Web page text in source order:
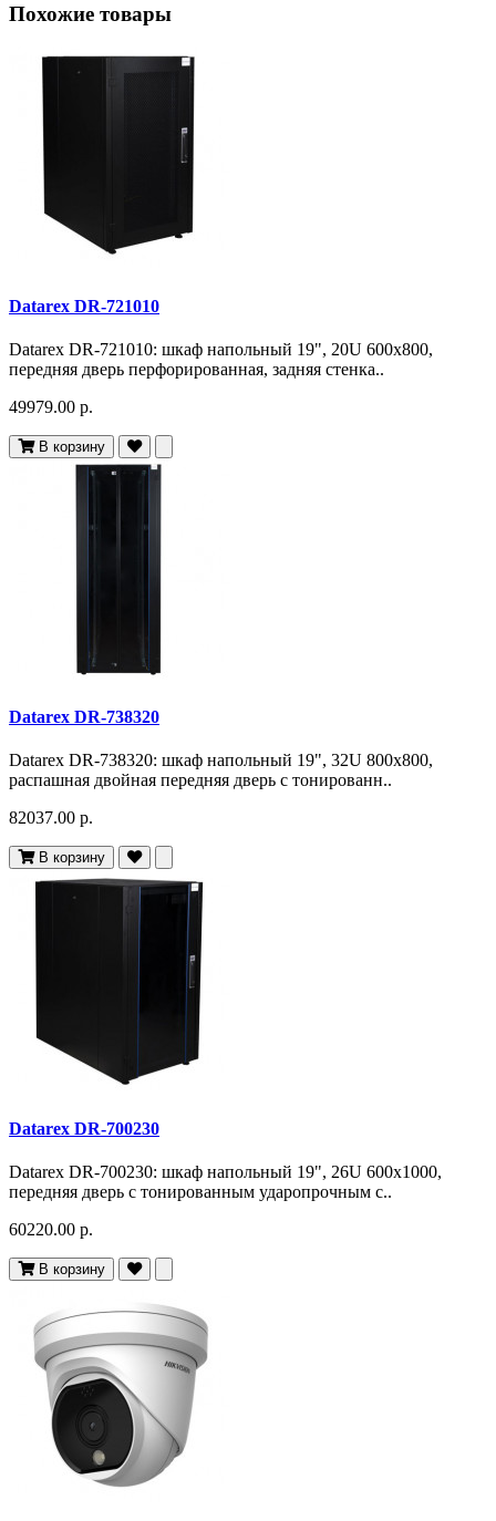
Похожие товары
Datarex DR-721010
Datarex DR-721010: шкаф напольный 19", 20U 600х800,
передняя дверь перфорированная, задняя стенка..
49979.00 р.
В корзину
Datarex DR-738320
Datarex DR-738320: шкаф напольный 19", 32U 800х800,
распашная двойная передняя дверь с тонированн..
82037.00 р.
В корзину
Datarex DR-700230
Datarex DR-700230: шкаф напольный 19", 26U 600х1000,
передняя дверь с тонированным ударопрочным с..
60220.00 р.
В корзину